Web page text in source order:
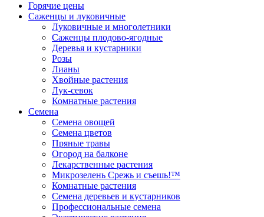
Горячие цены
Саженцы и луковичные
Луковичные и многолетники
Саженцы плодово-ягодные
Деревья и кустарники
Розы
Лианы
Хвойные растения
Лук-севок
Комнатные растения
Семена
Семена овощей
Семена цветов
Пряные травы
Огород на балконе
Лекарственные растения
Микрозелень Срежь и съешь!™
Комнатные растения
Семена деревьев и кустарников
Профессиональные семена